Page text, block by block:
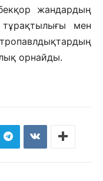
жандардың
мен
орнайды.